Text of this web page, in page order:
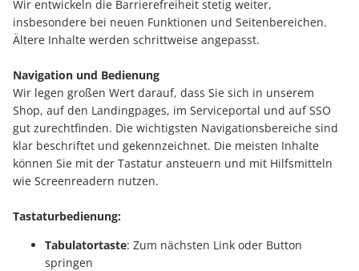
Wir entwickeln die Barrierefreiheit stetig weiter,
insbesondere bei neuen Funktionen und Seitenbereichen.
Ältere Inhalte werden schrittweise angepasst.
Navigation und Bedienung
Wir legen großen Wert darauf, dass Sie sich in unserem
Shop, auf den Landingpages, im Serviceportal und auf SSO
gut zurechtfinden. Die wichtigsten Navigationsbereiche sind
klar beschriftet und gekennzeichnet. Die meisten Inhalte
können Sie mit der Tastatur ansteuern und mit Hilfsmitteln
wie Screenreadern nutzen.
Tastaturbedienung:
Tabulatortaste: Zum nächsten Link oder Button
springen